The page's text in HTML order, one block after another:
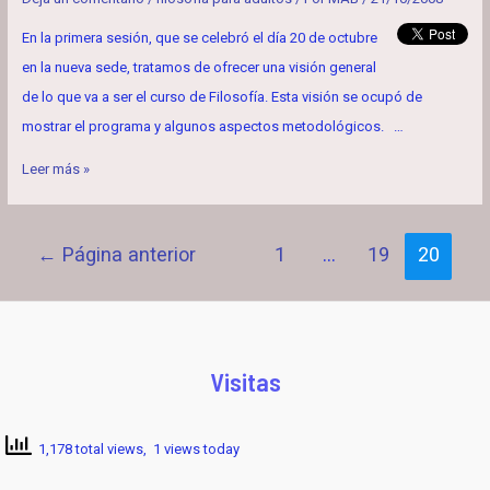
En la primera sesión, que se celebró el día 20 de octubre
en la nueva sede, tratamos de ofrecer una visión general
de lo que va a ser el curso de Filosofía. Esta visión se ocupó de
mostrar el programa y algunos aspectos metodológicos. …
INTRODUCCIÓN
HISTORIA
Leer más »
Paginación
entradas
← Página anterior 1 … 19 20
Visitas
1,178 total views, 1 views today